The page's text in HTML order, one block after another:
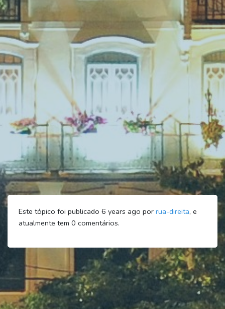
Este tópico foi publicado 6 years ago por rua-direita, e
atualmente tem 0 comentários.